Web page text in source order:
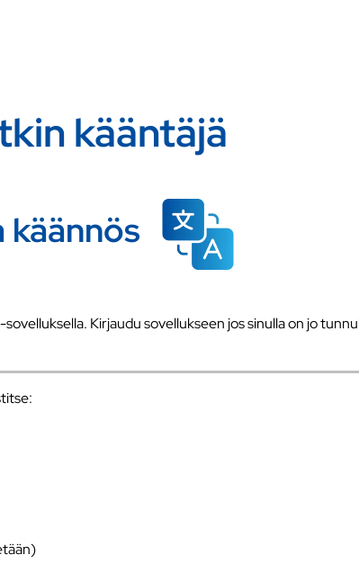
kääntäjä
käännös
Kirjaudu sovellukseen jos sinulla on jo